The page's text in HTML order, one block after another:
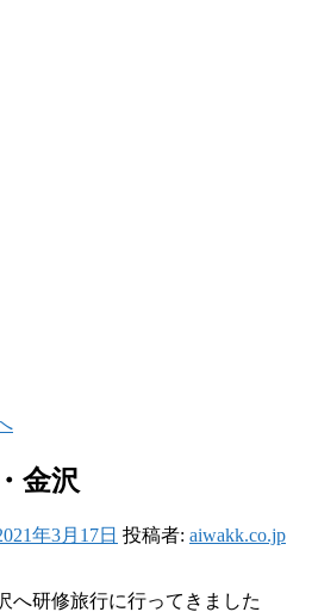
金沢
年3月17日 投稿者: aiwakk.co.jp
へ研修旅行に行ってきました